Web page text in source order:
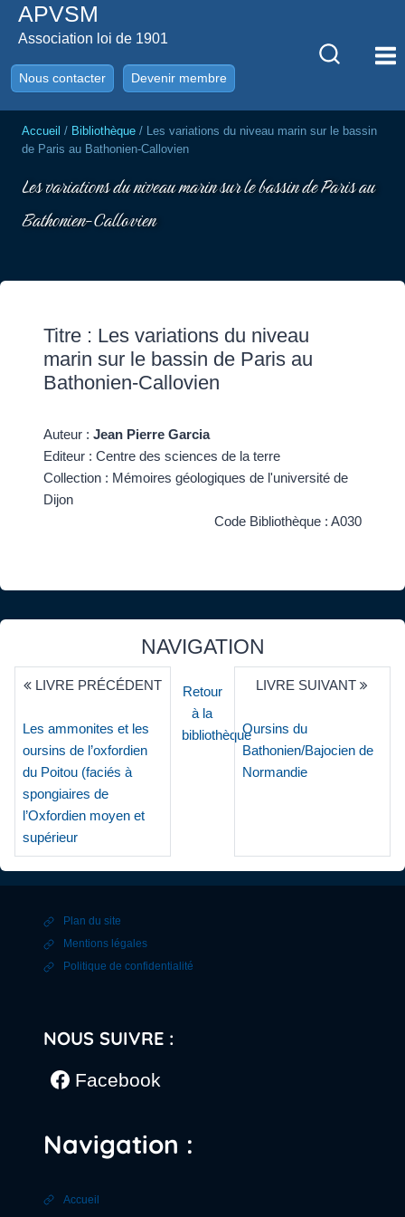
AllerAPVSM
Association loi de 1901
Nous contacter Devenir membre
Accueil / Bibliothèque /
Les variations du niveau marin sur le bassin
de Paris au Bathonien-Callovien
Les variations du niveau marin sur le bassin de Paris au
Bathonien-Callovien
Titre : Les variations du niveau
marin sur le bassin de Paris au
Bathonien-Callovien
Auteur : Jean Pierre Garcia
Editeur : Centre des sciences de la terre
Collection : Mémoires géologiques de l'université de
Dijon
Code Bibliothèque : A030
NAVIGATION
LIVRE PRÉCÉDENT
Les ammonites et les
oursins de l’oxfordien
du Poitou (faciés à
spongiaires de
l’Oxfordien moyen et
supérieur
Retour
à la
bibliothèque
LIVRE SUIVANT
Oursins du
Bathonien/Bajocien de
Normandie
Plan du site
Mentions légales
Politique de confidentialité
NOUS SUIVRE :
Facebook
Navigation :
Accueil